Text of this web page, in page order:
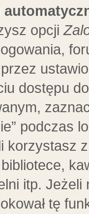
opcji
dostępu
podczas
korzystasz
itp.
tę